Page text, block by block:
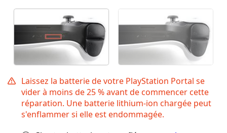
Laissez la batterie de votre PlayStation Portal se
vider à moins de 25 % avant de commencer cette
réparation. Une batterie lithium-ion chargée peut
s'enflammer si elle est endommagée.